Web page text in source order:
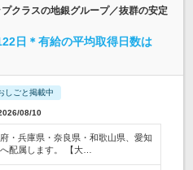
クラスの地銀グループ／抜群の安定
日＊有給の平均取得日数は
しごと掲載中
08/10
・兵庫県・奈良県・和歌山県、愛知
配属します。 【大…